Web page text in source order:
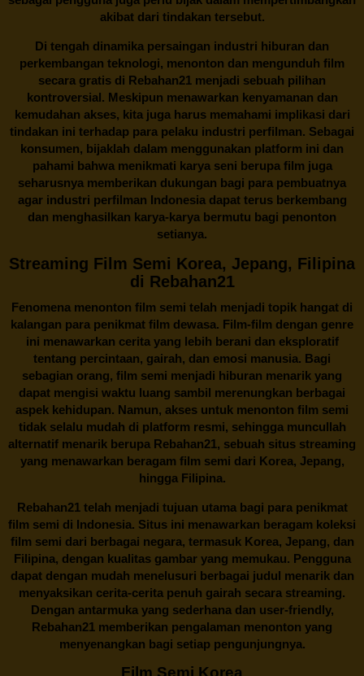
akibat dari tindakan tersebut.
Di tengah dinamika persaingan industri hiburan dan
perkembangan teknologi, menonton dan mengunduh film
secara gratis di Rebahan21 menjadi sebuah pilihan
kontroversial. Meskipun menawarkan kenyamanan dan
kemudahan akses, kita juga harus memahami implikasi dari
tindakan ini terhadap para pelaku industri perfilman. Sebagai
konsumen, bijaklah dalam menggunakan platform ini dan
pahami bahwa menikmati karya seni berupa film juga
seharusnya memberikan dukungan bagi para pembuatnya
agar industri perfilman Indonesia dapat terus berkembang
dan menghasilkan karya-karya bermutu bagi penonton
setianya.
Streaming Film Semi Korea, Jepang, Filipina
di Rebahan21
Fenomena menonton film semi telah menjadi topik hangat di
kalangan para penikmat film dewasa. Film-film dengan genre
ini menawarkan cerita yang lebih berani dan eksploratif
tentang percintaan, gairah, dan emosi manusia. Bagi
sebagian orang, film semi menjadi hiburan menarik yang
dapat mengisi waktu luang sambil merenungkan berbagai
aspek kehidupan. Namun, akses untuk menonton film semi
tidak selalu mudah di platform resmi, sehingga muncullah
alternatif menarik berupa Rebahan21, sebuah situs streaming
yang menawarkan beragam film semi dari Korea, Jepang,
hingga Filipina.
Rebahan21telah menjadi tujuan utama bagi para penikmat
film semi di Indonesia. Situs ini menawarkan beragam koleksi
film semi dari berbagai negara, termasuk Korea, Jepang, dan
Filipina, dengan kualitas gambar yang memukau. Pengguna
dapat dengan mudah menelusuri berbagai judul menarik dan
menyaksikan cerita-cerita penuh gairah secara streaming.
Dengan antarmuka yang sederhana dan user-friendly,
Rebahan21 memberikan pengalaman menonton yang
menyenangkan bagi setiap pengunjungnya.
Film Semi Korea